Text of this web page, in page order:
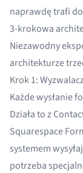
naprawdę trafi
3-krokowa
Niezawodny
architekturze
Krok 1:
Każde wysłanie
Działa to z
Squarespace
systemem
potrzeba